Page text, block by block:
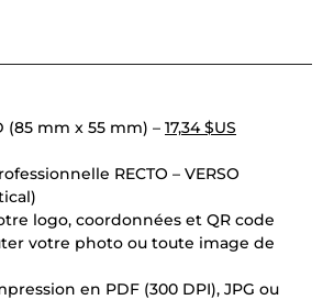
(85 mm x 55 mm) – 17,34 $US
RECTO – VERSO
logo, coordonnées et QR code
votre photo ou toute image de
en PDF (300 DPI), JPG ou